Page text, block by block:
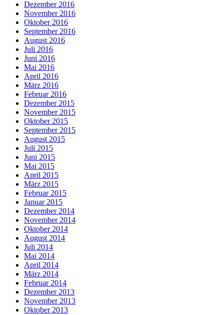
Dezember 2016
November 2016
Oktober 2016
September 2016
August 2016
Juli 2016
Juni 2016
Mai 2016
April 2016
März 2016
Februar 2016
Dezember 2015
November 2015
Oktober 2015
September 2015
August 2015
Juli 2015
Juni 2015
Mai 2015
April 2015
März 2015
Februar 2015
Januar 2015
Dezember 2014
November 2014
Oktober 2014
August 2014
Juli 2014
Mai 2014
April 2014
März 2014
Februar 2014
Dezember 2013
November 2013
Oktober 2013